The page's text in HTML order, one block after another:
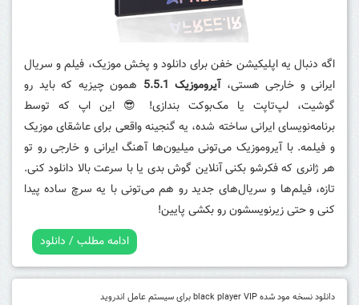
اگه دنبال یه اپلیکیشن خفن برای دانلود و پخش موزیک، فیلم و سریال
ایرانی و خارجی هستی،آیروموزیک 5.5.1
همون چیزیه که باید رو
گوشیت، لپ‌تاپت یا مک‌بوکت بندازی! 😎 این اپ که توسط
برنامه‌نویسای ایرانی ساخته شده، یه گنجینه واقعی برای عاشقای موزیک
و فیلمه. با آیروموزیک می‌تونی میلیون‌ها آهنگ ایرانی و خارجی رو تو
هر ژانری که فکرشو بکنی آنلاین گوش بدی یا با سرعت بالا دانلود کنی.
تازه، فیلم‌ها و سریال‌های جدید رو هم می‌تونی با یه سرچ ساده پیدا
کنی و حتی زیرنویسشون رو بکشی پایین!
ادامه مطلب / دانلود
دانلود نسخه مود شده black player VIP برای سیستم عامل اندروید